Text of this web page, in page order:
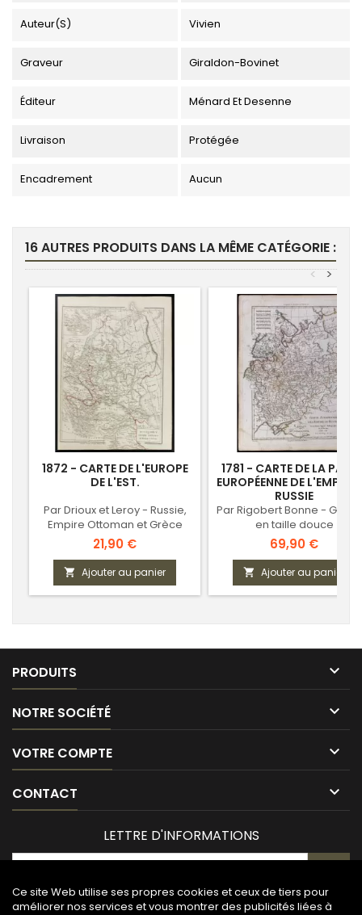
Auteur(s) Vivien
Graveur Giraldon-Bovinet
Éditeur Ménard Et Desenne
Livraison Protégée
Encadrement Aucun
16 AUTRES PRODUITS DANS LA MÊME CATÉGORIE :
>
<
1872 - CARTE DE L'EUROPE
DE L'EST.
Par Drioux et Leroy - Russie,
Empire Ottoman et Grèce
Prix
21,90 €
 Ajouter au panier
1781 - CARTE DE LA
EUROPÉENNE DE L'EMPIRE
RUSSIE
Par Rigobert Bonne -
en taille douce
Prix
69,90 €
 Ajouter au panier
PRODUITS 
NOTRE SOCIÉTÉ 
VOTRE COMPTE 
CONTACT 
Ce site Web utilise ses propres cookies et ceux de tiers pour
améliorer nos services et vous montrer des publicités liées à
LETTRE D'INFORMATIONS